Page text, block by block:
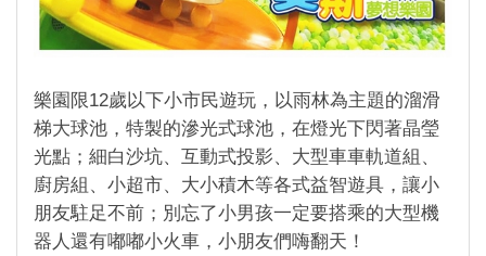
樂園限12歲以下小市民遊玩，以雨林為主題的溜滑
梯大球池，特製的滲光式球池，在燈光下閃著晶瑩
光點；細白沙坑、互動式投影、大型車車軌道組、
廚房組、小超市、大小積木等各式益智遊具，讓小
朋友駐足不前；別忘了小男孩一定要搭乘的大型機
器人還有嘟嘟小火車，小朋友們嗨翻天！